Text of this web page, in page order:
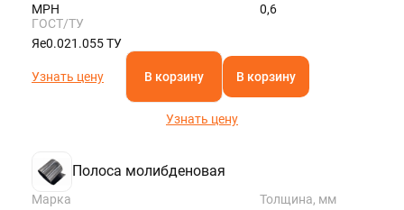
МРН
0,6
ГОСТ/ТУ
Яе0.021.055 ТУ
Узнать цену В корзину В корзину
Узнать цену
Полоса молибденовая
Марка
Толщина, мм